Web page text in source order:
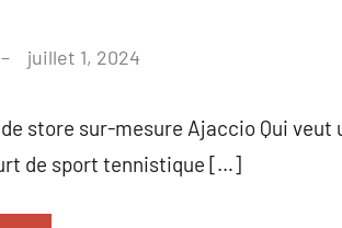
juillet 1, 2024
de store sur-mesure Ajaccio Qui
de sport tennistique […]